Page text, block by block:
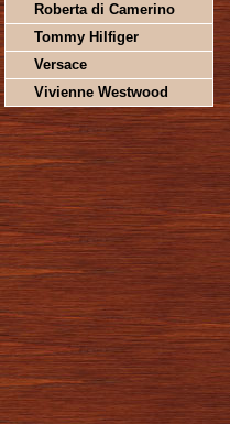
Roberta di Camerino
Tommy Hilfiger
Versace
Vivienne Westwood